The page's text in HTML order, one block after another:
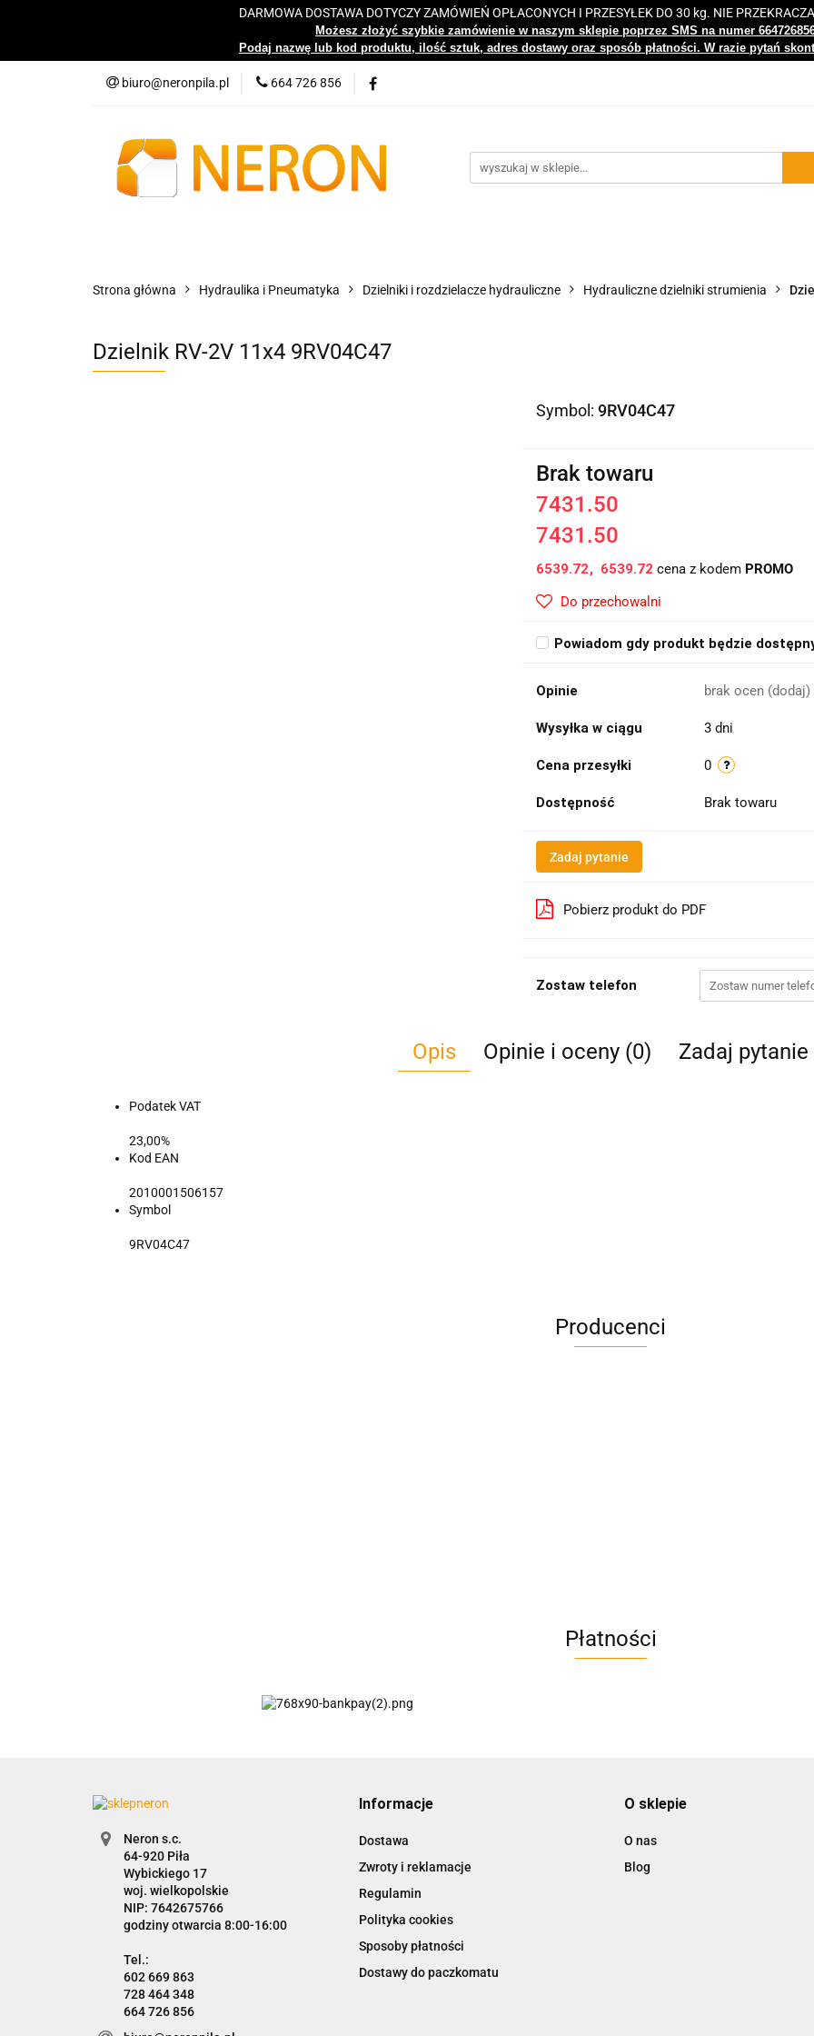
DARMOWA DOSTAWA DOTYCZY ZAMÓWIEŃ OPŁACONYCH I PRZESYŁEK DO 30 kg. NIE
Możesz złożyć szybkie zamówienie w naszym sklepie poprzez SMS na numer
Podaj nazwę lub kod produktu, ilość sztuk, adres dostawy oraz sposób płatności. W razie pytań
biuro@neronpila.pl 664 726 856
Katalogi Nowości Bestsellery Kontakt Centrum
Strona główna Hydraulika i Pneumatyka Dzielniki i rozdzielacze hydrauliczne Hydrauliczne dzielniki strumienia
Dzielnik RV-2V 11x4 9RV04C47
Symbol: 9RV04C47
Brak towaru
7431.50
7431.50
6539.72 6539.72 cena z kodem PROMO
Do przechowalni
Powiadom gdy produkt będzie
Opinie brak ocen (dodaj)
Wysyłka w ciągu 3 dni
Cena przesyłki 0
Dostępność Brak towaru
Zadaj pytanie
Pobierz produkt do PDF
Zostaw telefon
Opis Opinie i oceny (0) Zadaj pytanie
Podatek VAT
23,00%
Kod EAN
2010001506157
Symbol
9RV04C47
Producenci
AC EasyLine
AIRTAC
Płatności
Neron s.c.
Wybickiego 17
woj. wielkopolskie
NIP: 7642675766
godziny otwarcia 8:00-16:00
602 669 863
728 464 348
664 726 856
Informacje
Dostawa
Zwroty i reklamacje
Regulamin
Polityka cookies
Sposoby płatności
Dostawy do paczkomatu
O sklepie
O nas
Blog